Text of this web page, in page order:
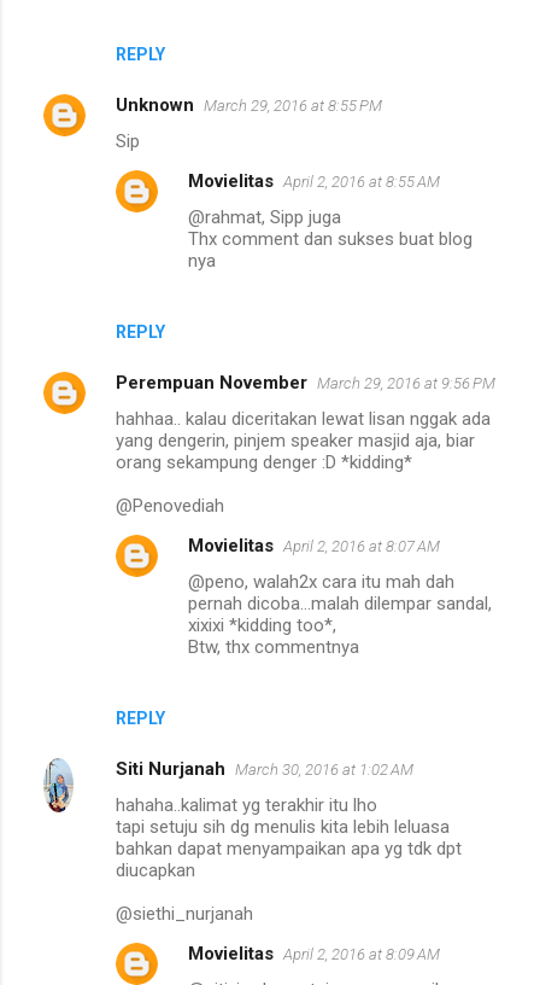
REPLY
Unknown March 29, 2016 at 8:55 PM
Sip
REPLY
Movielitas April 2, 2016 at 8:55 AM
@rahmat, Sipp juga
Thx comment dan sukses buat blog
nya
Perempuan November March 29, 2016 at 9:56 PM
hahhaa.. kalau diceritakan lewat lisan nggak ada
yang dengerin, pinjem speaker masjid aja, biar
orang sekampung denger :D *kidding*
@Penovediah
REPLY
Movielitas April 2, 2016 at 8:07 AM
@peno, walah2x cara itu mah dah
pernah dicoba...malah dilempar sandal,
xixixi *kidding too*,
Btw, thx commentnya
Siti Nurjanah March 30, 2016 at 1:02 AM
hahaha..kalimat yg terakhir itu lho
tapi setuju sih dg menulis kita lebih leluasa
bahkan dapat menyampaikan apa yg tdk dpt
diucapkan
@siethi_nurjanah
Movielitas April 2, 2016 at 8:09 AM